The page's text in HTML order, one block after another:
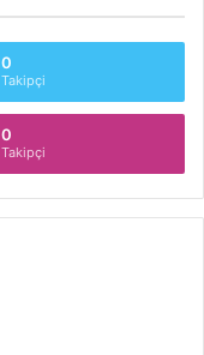
0
Takipçi
0
Takipçi